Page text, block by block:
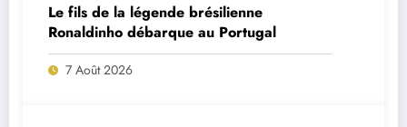
Le fils de la légende brésilienne
Ronaldinho débarque au Portugal
7 Août 2026